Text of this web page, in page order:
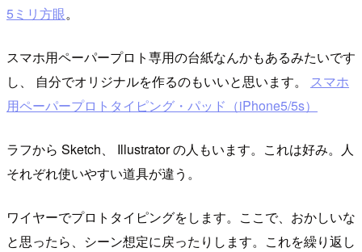
5ミリ方眼。
スマホ用ペーパープロト専用の台紙なんかもあるみたいです
し、 自分でオリジナルを作るのもいいと思います。 スマホ
用ペーパープロトタイピング・パッド（iPhone5/5s）
ラフから Sketch、 Illustrator の人もいます。これは好み。人
それぞれ使いやすい道具が違う。
ワイヤーでプロトタイピングをします。ここで、おかしいな
と思ったら、シーン想定に戻ったりします。これを繰り返し